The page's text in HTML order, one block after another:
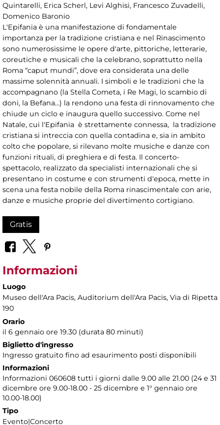
Quintarelli, Erica Scherl, Levi Alghisi, Francesco Zuvadelli,
Domenico Baronio
L'Epifania è una manifestazione di fondamentale
importanza per la tradizione cristiana e nel Rinascimento
sono numerosissime le opere d'arte, pittoriche, letterarie,
coreutiche e musicali che la celebrano, soprattutto nella
Roma “caput mundi”, dove era considerata una delle
massime solennità annuali. I simboli e le tradizioni che la
accompagnano (la Stella Cometa, i Re Magi, lo scambio di
doni, la Befana…) la rendono una festa di rinnovamento che
chiude un ciclo e inaugura quello successivo. Come nel
Natale, cui l'Epifania è strettamente connessa, la tradizione
cristiana si intreccia con quella contadina e, sia in ambito
colto che popolare, si rilevano molte musiche e danze con
funzioni rituali, di preghiera e di festa. Il concerto-
spettacolo, realizzato da specialisti internazionali che si
presentano in costume e con strumenti d'epoca, mette in
scena una festa nobile della Roma rinascimentale con arie,
danze e musiche proprie del divertimento cortigiano.
Gratis
Informazioni
Luogo
Museo dell'Ara Pacis, Auditorium dell'Ara Pacis, Via di Ripetta
190
Orario
il 6 gennaio ore 19.30 (durata 80 minuti)
Biglietto d'ingresso
Ingresso gratuito fino ad esaurimento posti disponibili
Informazioni
Informazioni 060608 tutti i giorni dalle 9.00 alle 21.00 (24 e 31
dicembre ore 9.00-18.00 - 25 dicembre e 1° gennaio ore
10.00-18.00)
Tipo
Evento|Concerto